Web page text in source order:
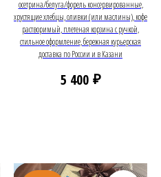
осетрина/белуга/форель консервированные,
хрустящие хлебцы, оливки (или маслины), кофе
растворимый, плетеная корзина с ручкой,
стильное оформление, бережная курьерская
доставка по России и в Казани
5 400 ₽